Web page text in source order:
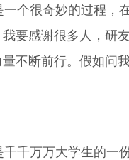
个很奇妙的过程，
我要感谢很多人，研
不断前行。假如问
千万万大学生的一